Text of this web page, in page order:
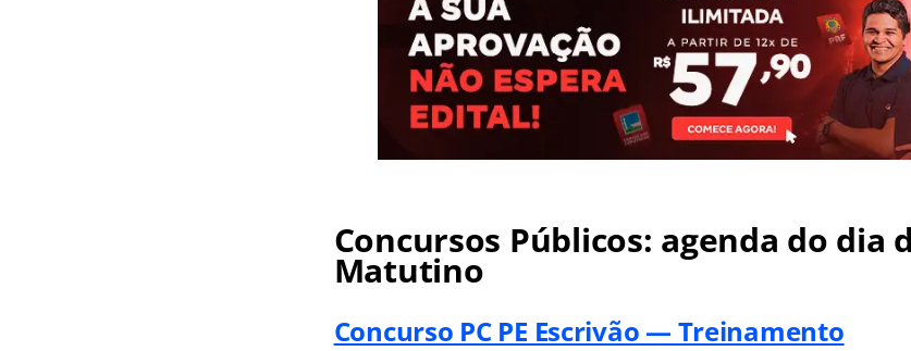
Concursos Públicos: agenda do dia
Matutino
Concurso PC PE Escrivão — Treinamento